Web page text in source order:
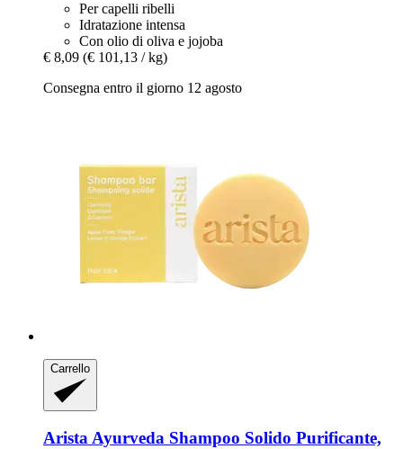
Per capelli ribelli
Idratazione intensa
Con olio di oliva e jojoba
€ 8,09 (€ 101,13 / kg)
Consegna entro il giorno 12 agosto
Carrello
Arista Ayurveda Shampoo Solido Purificante,